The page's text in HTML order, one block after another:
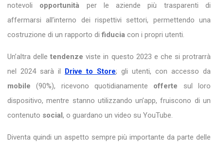
notevoli opportunità per le aziende più trasparenti di
affermarsi all’interno dei rispettivi settori, permettendo una
costruzione di un rapporto difiducia con i propri utenti.
Un’altra delletendenze viste in questo 2023 e che si protrarrà
nel 2024 sarà il Drive to Store; gli utenti, con accesso da
mobile (90%), ricevono quotidianamente offerte sul loro
dispositivo, mentre stanno utilizzando un’app, fruiscono di un
contenuto social, o guardano un video su YouTube.
Diventa quindi un aspetto sempre più importante da parte delle